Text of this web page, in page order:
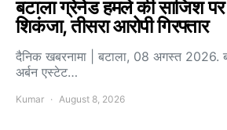
बटाला ग्रेनेड हमले की साजिश
शिकंजा, तीसरा आरोपी गिरफ्तार
दैनिक खबरनामा | बटाला, 08 अगस्त 2026.
अर्बन एस्टेट…
Kumar August 8, 2026